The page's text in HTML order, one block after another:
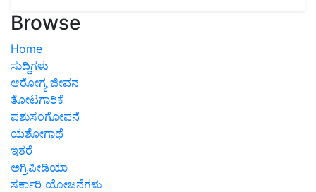
Browse
Home
ಸುದ್ದಿಗಳು
ಆರೋಗ್ಯ ಜೀವನ
ತೋಟಗಾರಿಕೆ
ಪಶುಸಂಗೋಪನೆ
ಯಶೋಗಾಥೆ
ಇತರೆ
ಅಗ್ರಿಪೀಡಿಯಾ
ಸರ್ಕಾರಿ ಯೋಜನೆಗಳು